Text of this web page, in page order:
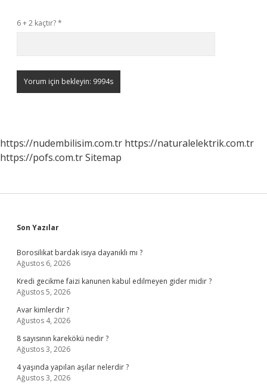
6 + 2 kaçtır?*
https://nudembilisim.com.tr https://naturalelektrik.com.tr
https://pofs.com.trSitemap
Sidebar
Son Yazılar
Borosilikat bardak isıya dayanıklı mı ?
Ağustos 6, 2026
Kredi gecikme faizi kanunen kabul edilmeyen gider midir ?
Ağustos 5, 2026
Avar kimlerdir ?
Ağustos 4, 2026
8 sayısının karekökü nedir ?
Ağustos 3, 2026
4 yaşında yapılan aşılar nelerdir ?
Ağustos 3, 2026